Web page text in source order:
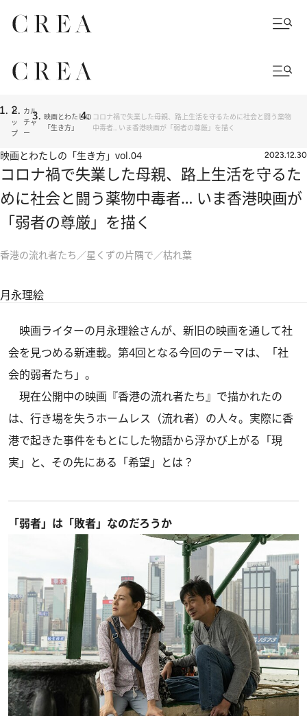
ト
ッ
プ
カル
チャ
ー
映画とわたしの
「生き方」
コロナ禍で失業した母親、路上生活を守るために社会と闘う薬物
中毒者… いま香港映画が「弱者の尊厳」を描く
映画とわたしの「生き方」 vol.04 2023.12.30
コロナ禍で失業した母親、路上生活を守るた
めに社会と闘う薬物中毒者… いま香港映画が
「弱者の尊厳」を描く
香港の流れ者たち／星くずの片隅で／枯れ葉
月永理絵
映画ライターの月永理絵さんが、新旧の映画を通して社
会を見つめる新連載。第4回となる今回のテーマは、「社
会的弱者たち」。
現在公開中の映画『香港の流れ者たち』で描かれたの
は、行き場を失うホームレス（流れ者）の人々。実際に香
港で起きた事件をもとにした物語から浮かび上がる「現
実」と、その先にある「希望」とは？
「弱者」は「敗者」なのだろうか